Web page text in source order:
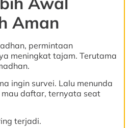
Aman
permintaan
meningkat tajam. Terutama
ingin survei. Lalu menunda
daftar, ternyata seat
terjadi.